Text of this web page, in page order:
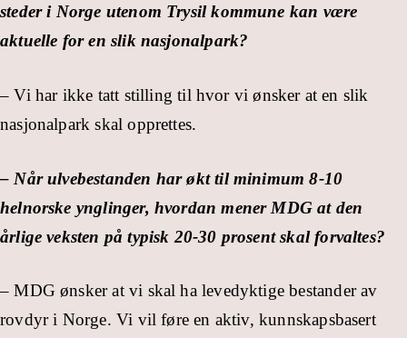
steder i Norge utenom Trysil kommune kan være
aktuelle for en slik nasjonalpark?
– Vi har ikke tatt stilling til hvor vi ønsker at en slik
nasjonalpark skal opprettes.
– Når ulvebestanden har økt til minimum 8-10
helnorske ynglinger, hvordan mener MDG at den
årlige veksten på typisk 20-30 prosent skal forvaltes?
– MDG ønsker at vi skal ha levedyktige bestander av
rovdyr i Norge. Vi vil føre en aktiv, kunnskapsbasert